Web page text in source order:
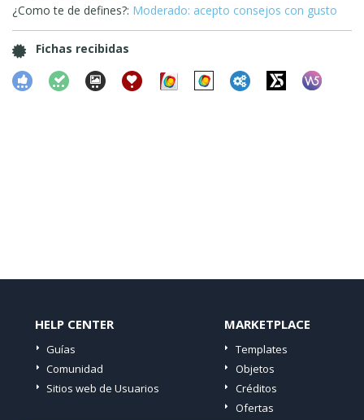
¿Como te de defines?: Moderado: acepto consejos con gusto
Fichas recibidas
HELP CENTER
Guías
Comunidad
Sitios web de Usuarios
MARKETPLACE
Templates
Objetos
Créditos
Ofertas